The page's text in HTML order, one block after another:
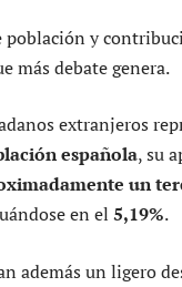
población y
más debate genera.
extranjeros
española, su
un
en el 5,19%.
además un ligero